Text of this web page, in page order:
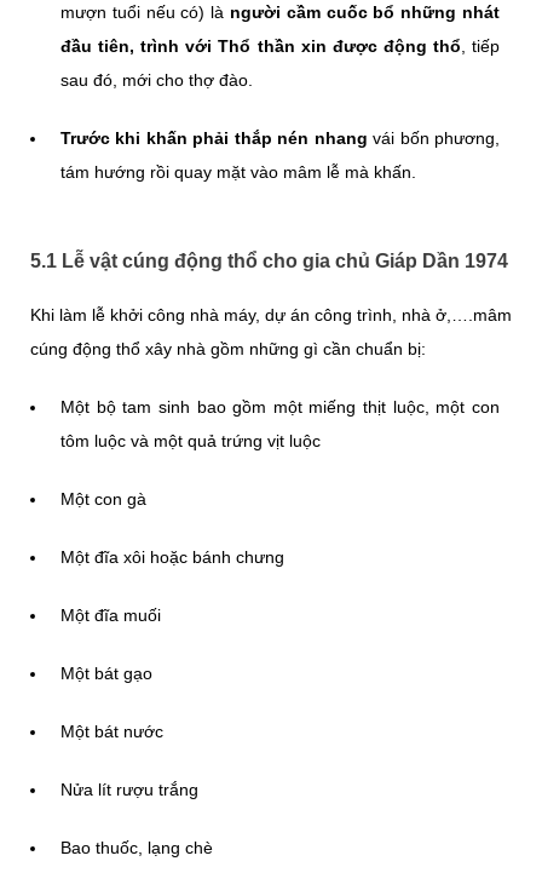
mượn tuổi nếu có) là người cầm cuốc bổ những nhát
đầu tiên, trình với Thổ thần xin được động thổ , tiếp
sau đó, mới cho thợ đào.
Trước khi khấn phải thắp nén nhang vái bốn phương,
tám hướng rồi quay mặt vào mâm lễ mà khấn.
5.1 Lễ vật cúng động thổ cho gia chủ Giáp Dần 1974
Khi làm lễ khởi công nhà máy, dự án công trình, nhà ở,….mâm
cúng động thổ xây nhà gồm những gì cần chuẩn bị:
Một bộ tam sinh bao gồm một miếng thịt luộc, một con
tôm luộc và một quả trứng vịt luộc
Một con gà
Một đĩa xôi hoặc bánh chưng
Một đĩa muối
Một bát gạo
Một bát nước
Nửa lít rượu trắng
Bao thuốc, lạng chè